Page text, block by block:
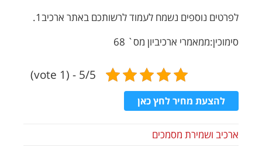
לפרטים נוספים נשמח לעמוד לרשותכם באתר ארכיב1.
סימוכין:ממאמרי ארכיביון מס` 68
5/5 - (1 vote)
להצעת מחיר לחץ כאן
ארכיב ושמירת מסמכים